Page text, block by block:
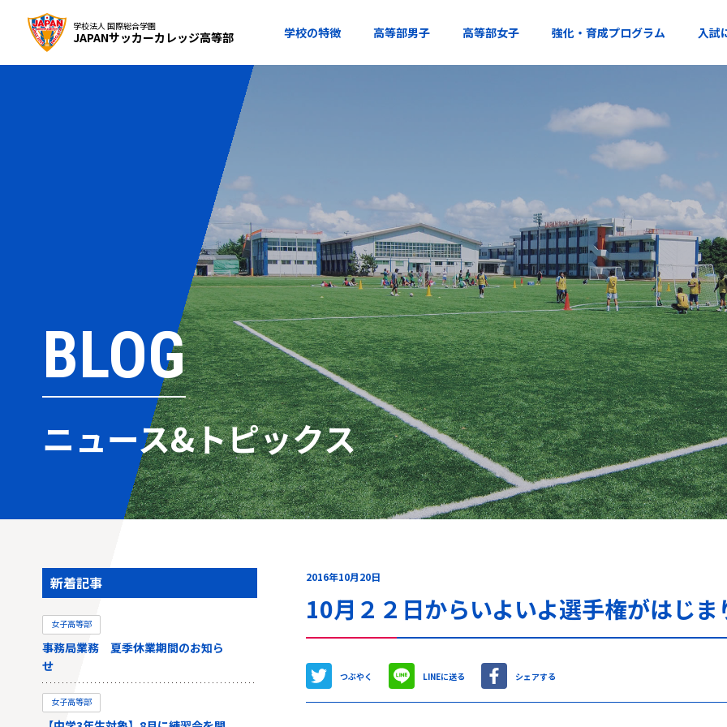
学校法人 国際総合学園
JAPANサッカーカレッジ高等部 学校の特徴 高等部男子 高等部女子 強化・育成プログラム 入試
BLOG
ニュース&トピックス
2016年10月20日
10月２２日からいよいよ選手権がはじま
つぶやく LINEに送る シェアする
新着記事
女子高等部
事務局業務 夏季休業期間のお知ら
せ
女子高等部